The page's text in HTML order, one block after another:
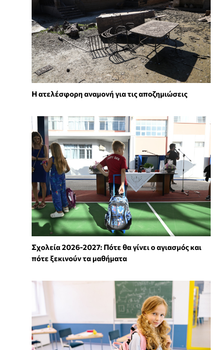
Η ατελέσφορη αναμονή για τις αποζημιώσεις
Σχολεία 2026-2027: Πότε θα γίνει ο αγιασμός και
πότε ξεκινούν τα μαθήματα